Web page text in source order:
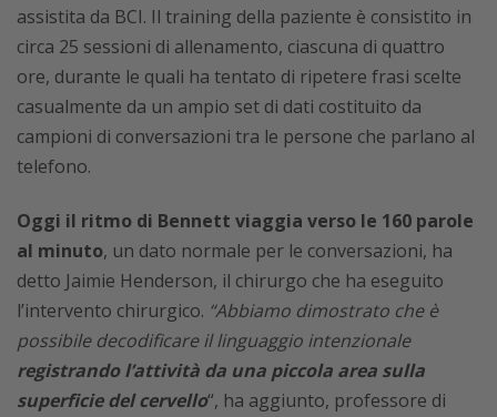
assistita da BCI. Il training della paziente è consistito in
circa 25 sessioni di allenamento, ciascuna di quattro
ore, durante le quali ha tentato di ripetere frasi scelte
casualmente da un ampio set di dati costituito da
campioni di conversazioni tra le persone che parlano al
telefono.
Oggi il ritmo di Bennett viaggia verso le 160 parole
al minuto, un dato normale per le conversazioni, ha
detto Jaimie Henderson, il chirurgo che ha eseguito
l’intervento chirurgico. “Abbiamo dimostrato che è
possibile decodificare il linguaggio intenzionale
registrando l’attività da una piccola area sulla
superficie del cervello“, ha aggiunto, professore di